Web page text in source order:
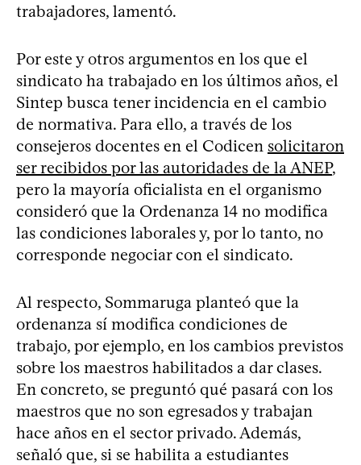
trabajadores, lamentó.
Por este y otros argumentos en los que el
sindicato ha trabajado en los últimos años, el
Sintep busca tener incidencia en el cambio
de normativa. Para ello, a través de los
consejeros docentes en el Codicen solicitaron
ser recibidos por las autoridades de la ANEP,
pero la mayoría oficialista en el organismo
consideró que la Ordenanza 14 no modifica
las condiciones laborales y, por lo tanto, no
corresponde negociar con el sindicato.
Al respecto, Sommaruga planteó que la
ordenanza sí modifica condiciones de
trabajo, por ejemplo, en los cambios previstos
sobre los maestros habilitados a dar clases.
En concreto, se preguntó qué pasará con los
maestros que no son egresados y trabajan
hace años en el sector privado. Además,
señaló que, si se habilita a estudiantes